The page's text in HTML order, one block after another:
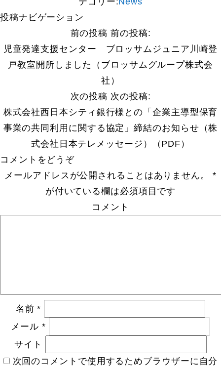
投稿ナビゲーション
前の投稿 前の投稿:
児童発達支援センター ブロッサムジュニア川崎登
戸教室開所しました（ブロッサムグループ株式会
社）
次の投稿 次の投稿:
株式会社西日本シティ銀行様との「企業主導型保育
事業の共同利用に関する協定」締結のお知らせ（株
式会社日本テレメッセージ）（PDF）
コメントをどうぞ
メールアドレスが公開されることはありません。
*
が付いている欄は必須項目です
コメント
名前*
メール *
サイト
次回のコメントで使用するためブラウザーに自分